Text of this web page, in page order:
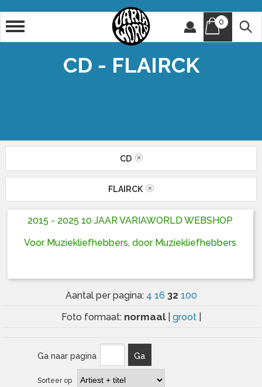
0
CD - FLAIRCK
CD
FLAIRCK
2015 - 2025 10 JAAR VARIAWORLD WEBSHOP
Voor Muziekliefhebbers, door Muziekliefhebbers
Aantal per pagina: 4 16 32 100
Foto formaat: normaal groot
Ga naar pagina Ga
Sorteer op